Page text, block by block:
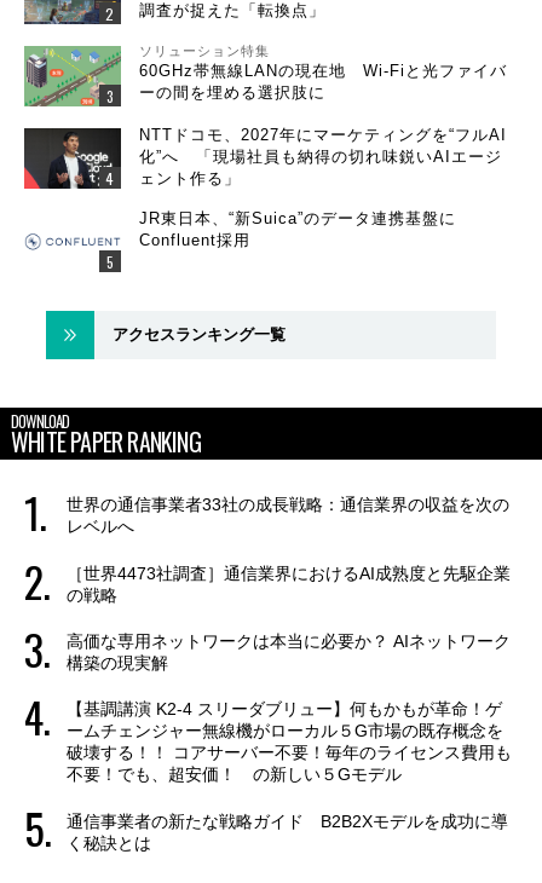
調査が捉えた「転換点」
ソリューション特集
60GHz帯無線LANの現在地 Wi-Fiと光ファイバ
ーの間を埋める選択肢に
NTTドコモ、2027年にマーケティングを“フルAI
化”へ 「現場社員も納得の切れ味鋭いAIエージ
ェント作る」
JR東日本、“新Suica”のデータ連携基盤に
Confluent採用
アクセスランキング一覧
DOWNLOAD
WHITE PAPER RANKING
世界の通信事業者33社の成長戦略：通信業界の収益を次の
レベルへ
［世界4473社調査］通信業界におけるAI成熟度と先駆企業
の戦略
高価な専用ネットワークは本当に必要か？ AIネットワーク
構築の現実解
【基調講演 K2-4 スリーダブリュー】何もかもが革命！ゲ
ームチェンジャー無線機がローカル５G市場の既存概念を
破壊する！！ コアサーバー不要！毎年のライセンス費用も
不要！でも、超安価！ の新しい５Gモデル
通信事業者の新たな戦略ガイド B2B2Xモデルを成功に導
く秘訣とは